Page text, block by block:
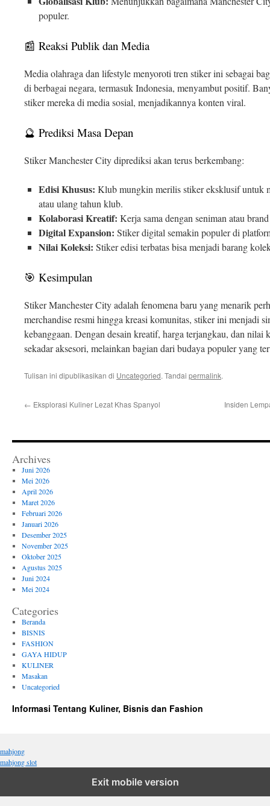
populer.
📰 Reaksi Publik dan Media
Media olahraga dan lifestyle menyoroti tren stiker ini sebagai
di berbagai negara, termasuk Indonesia, menyambut positif.
stiker mereka di media sosial, menjadikannya konten viral.
🔮 Prediksi Masa Depan
Stiker Manchester City diprediksi akan terus berkembang:
Edisi Khusus: Klub mungkin merilis stiker eksklusif untuk
atau ulang tahun klub.
Kolaborasi Kreatif: Kerja sama dengan seniman atau
Digital Expansion: Stiker digital semakin populer di
Nilai Koleksi: Stiker edisi terbatas bisa menjadi barang
🎯 Kesimpulan
Stiker Manchester City adalah fenomena baru yang menarik
merchandise resmi hingga kreasi komunitas, stiker ini menjadi
kebanggaan. Dengan desain kreatif, harga terjangkau, dan
sekadar aksesori, melainkan bagian dari budaya populer yang
Tulisan ini dipublikasikan di Uncategoried. Tandai permalink.
← Eksplorasi Kuliner Lezat Khas Spanyol Insiden
Archives
Juni 2026
Mei 2026
April 2026
Maret 2026
Februari 2026
Januari 2026
Desember 2025
November 2025
Oktober 2025
Agustus 2025
Juni 2024
Mei 2024
Categories
Beranda
BISNIS
FASHION
GAYA HIDUP
KULINER
Masakan
Uncategoried
Informasi Tentang Kuliner, Bisnis dan Fashion
mahjong
mahjong slot
Exit mobile version